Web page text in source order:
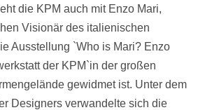
die KPM auch mit Enzo Mari,
Visionär des italienischen
Ausstellung `Who is Mari? Enzo
der KPM`in der großen
gewidmet ist. Unter dem
Designers verwandelte sich die